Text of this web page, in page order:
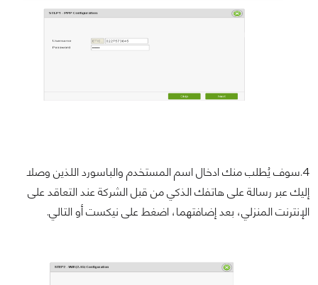
4.سوف يُطلب منك ادخال اسم المستخدم والباسورد اللذين وصلا
إليك عبر رسالة على هاتفك الذكي من قبل الشركة عند التعاقد على
الإنترنت المنزلي، بعد إضافتهما، اضغط على نيكست أو التالي.